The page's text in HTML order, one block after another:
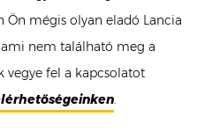
mégis olyan eladó Lancia
nem található meg a
vegye fel a kapcsolatot
.